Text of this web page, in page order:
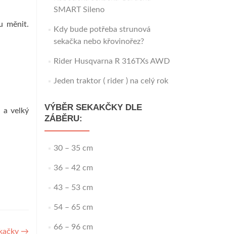
měnit.
a velký
→
SMART Sileno
Kdy bude potřeba strunová
sekačka nebo křovinořez?
Rider Husqvarna R 316TXs AWD
Jeden traktor ( rider ) na celý rok
VÝBĚR SEKAKČKY DLE
ZÁBĚRU:
30 – 35 cm
36 – 42 cm
43 – 53 cm
54 – 65 cm
66 – 96 cm